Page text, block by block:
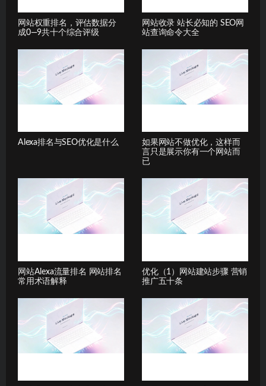
网站权重排名，评估数据分
成0—9共十个综合评级
网站收录 站长必知的 SEO网
站查询命令大全
Alexa排名与SEO优化是什么
如果网站不做优化，这样而
言只是展示你有一个网站而
已
网站Alexa流量排名 网站排名
常用术语解释
优化（1）网站建站步骤 营销
推广五十条